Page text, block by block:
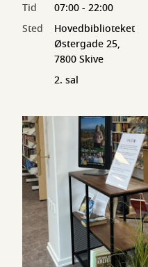
Tid
07:00 - 22:00
Sted
Hovedbiblioteket
Østergade 25,
7800 Skive
2. sal